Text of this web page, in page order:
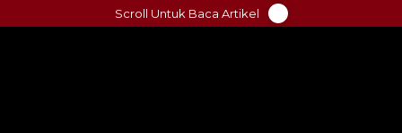
to
Scroll Untuk Baca Artikel